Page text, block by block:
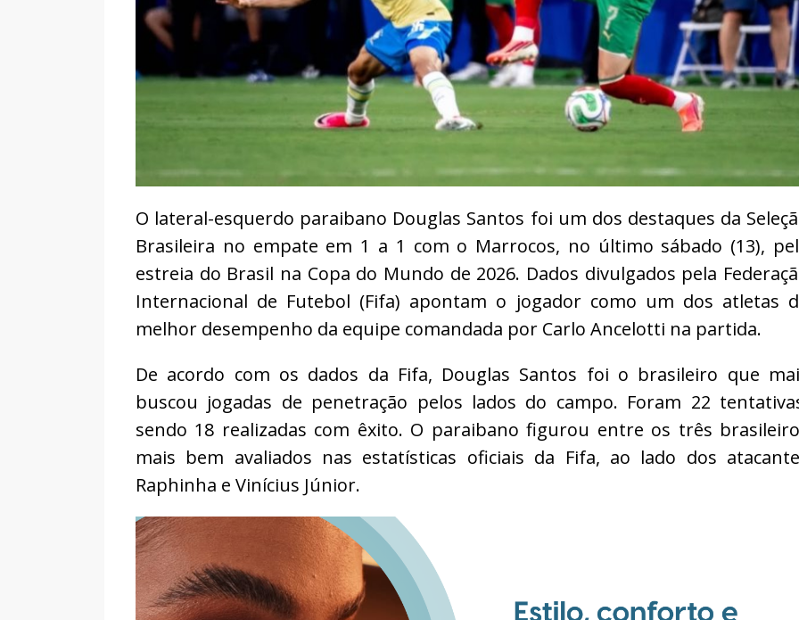
O lateral-esquerdo paraibano Douglas Santos foi um dos destaques da
Brasileira no empate em 1 a 1 com o Marrocos, no último sábado (13),
estreia do Brasil na Copa do Mundo de 2026. Dados divulgados pela
Internacional de Futebol (Fifa) apontam o jogador como um dos atletas
melhor desempenho da equipe comandada por Carlo Ancelotti na partida.
De acordo com os dados da Fifa, Douglas Santos foi o brasileiro que
buscou jogadas de penetração pelos lados do campo. Foram 22
sendo 18 realizadas com êxito. O paraibano figurou entre os três
mais bem avaliados nas estatísticas oficiais da Fifa, ao lado dos
Raphinha e Vinícius Júnior.